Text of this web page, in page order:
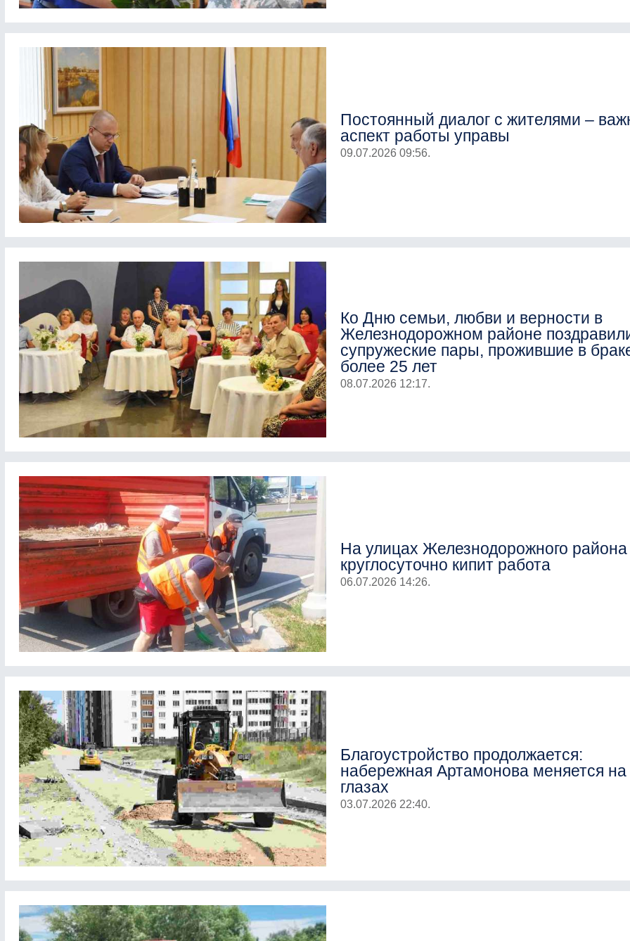
Постоянный диалог с жителями –
аспект работы управы
09.07.2026 09:56.
Ко Дню семьи, любви и верности в
Железнодорожном районе
супружеские пары, прожившие в
более 25 лет
08.07.2026 12:17.
На улицах Железнодорожного района
круглосуточно кипит работа
06.07.2026 14:26.
Благоустройство продолжается:
набережная Артамонова меняется на
глазах
03.07.2026 22:40.